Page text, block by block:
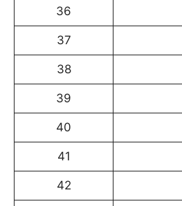
36
37
38
39
40
41
42